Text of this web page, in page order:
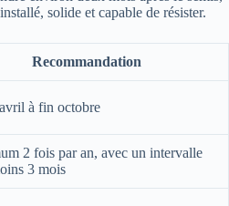
solide et capable de résister.
Recommandation
à fin octobre
2 fois par an, avec un intervalle
3 mois